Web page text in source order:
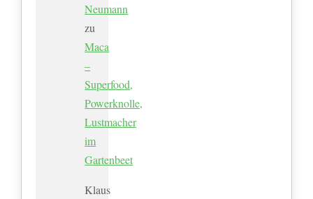
Neumann
zu
Maca
–
Superfood,
Powerknolle,
Lustmacher
im
Gartenbeet
Klaus